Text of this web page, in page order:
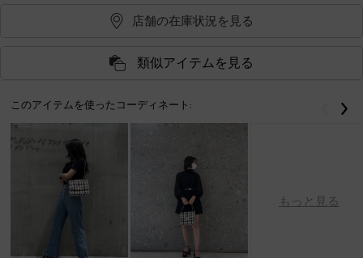
店舗の在庫状況を見る
類似アイテムを見る
このアイテムを使ったコーディネート:
もっと見る
戻る